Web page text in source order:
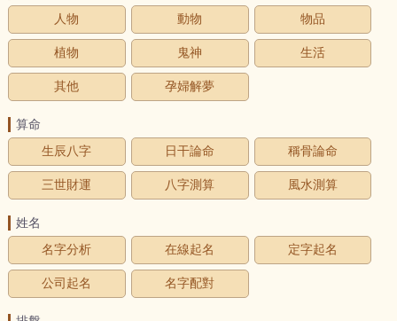
人物
動物 物品
植物 鬼神 生活
其他 孕婦解夢
算命
生辰八字
日干論命 稱骨論命
三世財運 八字測算 風水測算
姓名
名字分析
在線起名 定字起名
公司起名 名字配對